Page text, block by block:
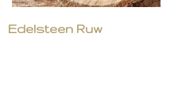
Edelsteen Ruw